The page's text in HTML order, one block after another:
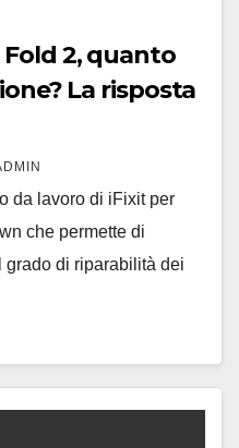
Fold 2, quanto
La risposta
da lavoro di iFixit per
che permette di
di riparabilità dei